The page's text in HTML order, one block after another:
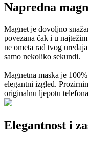
Napredna
Magnet je dovoljno
povezana čak i u
ne ometa rad tvog
samo nekoliko sekundi.
Magnetna maska je
elegantni izgled.
originalnu ljepotu
Elegantnost i